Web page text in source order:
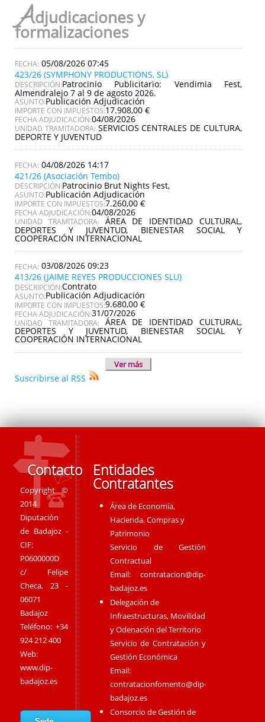
Adjudicaciones y
formalizaciones
05/08/2026 07:45
423/26 (SYMPHONY PRODUCTIONS, SL)
DESCRIPCIÓN:Patrocinio Publicitario: Vendimia Fest,
Almendralejo 7 al 9 de agosto 2026.
ASUNTO:Publicación Adjudicación
IMPORTE CON IMPUESTOS:17.908,00 €
FECHA ADJUDICACIÓN:04/08/2026
UNIDAD TRAMITADORA: SERVICIOS CENTRALES DE CULTURA,
DEPORTE Y JUVENTUD
04/08/2026 14:17
421/26 (Asociación Tembo)
DESCRIPCIÓN:Patrocinio Brut Nights Fest,
ASUNTO:Publicación Adjudicación
IMPORTE CON IMPUESTOS:7.260,00 €
FECHA ADJUDICACIÓN:04/08/2026
UNIDAD TRAMITADORA: ÁREA DE IDENTIDAD CULTURAL,
DEPORTES Y JUVENTUD, BIENESTAR SOCIAL Y
COOPERACIÓN INTERNACIONAL
03/08/2026 09:23
413/26 (JAIME REYES PRODUCCIONES SLU)
DESCRIPCIÓN:Contrato
ASUNTO:Publicación Adjudicación
IMPORTE CON IMPUESTOS:9.680,00 €
FECHA ADJUDICACIÓN:31/07/2026
UNIDAD TRAMITADORA: ÁREA DE IDENTIDAD CULTURAL,
DEPORTES Y JUVENTUD, BIENESTAR SOCIAL Y
COOPERACIÓN INTERNACIONAL
Ver más
Suscribirse al RSS
Contacto
Copyright ©
2014
Diputación
de Badajoz -
CIF:
P0600000D
c/ Felipe
Checa, 23 -
06071
Badajoz
Teléfono: +34
924 212 400
Web:
www.dip-
badajoz.es
Entidades
Contratantes
Área de Economía,
Hacienda, Compras y
Patrimonio
Servicio de Gestión
Contractual
Email:contratacion@dip-
badajoz.es
Delegación de
Infraestructuras, Movilidad
y Odenación del Territorio
Servicio de Contratación y
Gestión Económica
Email:
contratacionfomento@dip-
badajoz.es
Consorcio de Gestión de